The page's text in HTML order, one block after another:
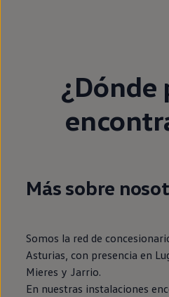
¿Dónde
Más sobre
Somos la red de
Asturias, con presencia en
Mieres y Jarrio.
En nuestras instalaciones